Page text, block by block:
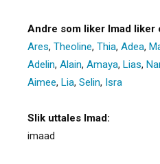
Andre som liker Imad liker
Ares, Theoline, Thia, Adea,
Adelin, Alain, Amaya, Lias,
Aimee, Lia, Selin, Isra
Slik uttales Imad:
imaad